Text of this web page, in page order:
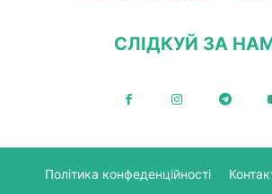
СЛІДКУЙ ЗА
Політика конфеденційності